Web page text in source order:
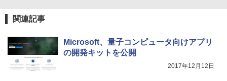
モバイルディスプレイ 自立型 1920*1080
FHD ポータブルモニター IPS液晶パネル
薄型 軽量 持ち運び 壁掛けに対応 Switc
h/PS3/PS4/PS5/Xbox One/PC/スマホ/U
5
幽冥の岸 十二国記 （新潮文庫） [ 小野
付き 防水 タッチ式音量調整 スポーツ/通勤/通
学/WEB会議(ホワイト)
BUGS LIFE
￥1,625
コカ・コーラ やかんの麦茶 from 爽健美茶 ラ
ONE PIECE モノクロ版 115 (ジャンプコミッ
関連記事
Microsoft、量子コンピュータ向けアプリ
の開発キットを公開
2017年12月12日